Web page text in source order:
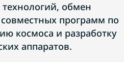
обмен
программ по
космоса и разработку
аппаратов.